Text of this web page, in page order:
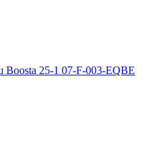
25-1 07-F-003-EQBE